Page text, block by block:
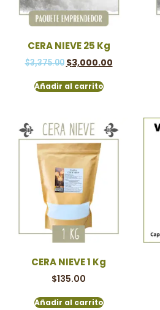
CERA NIEVE 25 Kg
$3,375.00 $3,000.00
Añadir al carrito
CERA NIEVE 1 Kg
$135.00
Añadir al carrito